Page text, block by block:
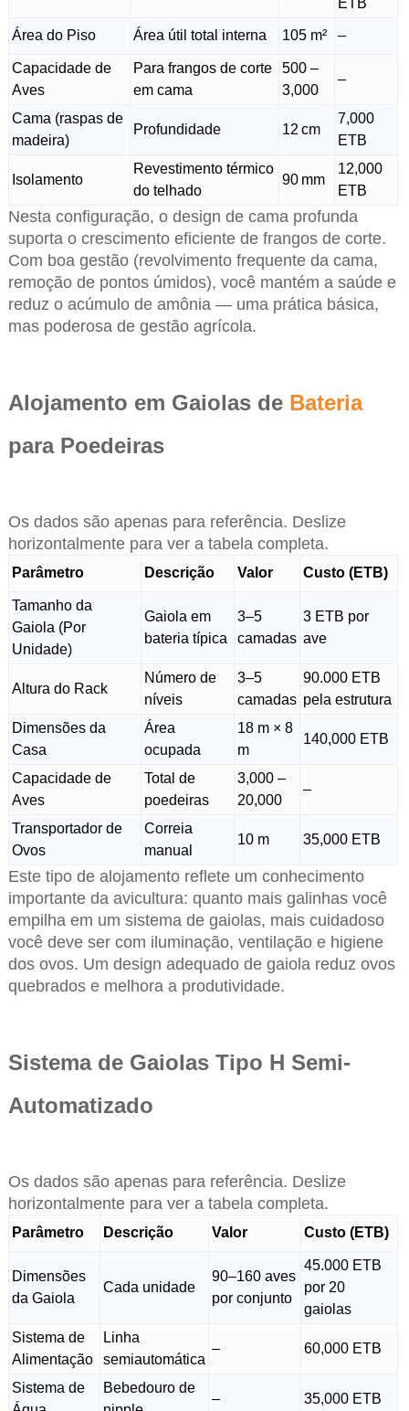
Área do Piso Área útil total interna 105 m² –
Capacidade de
Aves
Para frangos de corte
em cama
500 –
3,000
–
Cama (raspas de
madeira)
Profundidade 12 cm
7,000
ETB
Isolamento
Revestimento térmico
do telhado
90 mm
12,000
ETB
Nesta configuração, o design de cama profunda
suporta o crescimento eficiente de frangos de corte.
Com boa gestão (revolvimento frequente da cama,
remoção de pontos úmidos), você mantém a saúde e
reduz o acúmulo de amônia — uma prática básica,
mas poderosa de gestão agrícola.
Alojamento em Gaiolas de Bateria
para Poedeiras
Os dados são apenas para referência. Deslize
horizontalmente para ver a tabela completa.
Parâmetro Descrição Valor Custo (ETB)
Tamanho da
Gaiola (Por
Unidade)
Gaiola em
bateria típica
3–5
camadas
3 ETB por
ave
Altura do Rack
Número de
níveis
3–5
camadas
90.000 ETB
pela estrutura
Dimensões da
Casa
Área
ocupada
18 m × 8
m
140,000 ETB
Capacidade de
Aves
Total de
poedeiras
3,000 –
20,000
–
Transportador de
Ovos
Correia
manual
10 m 35,000 ETB
Este tipo de alojamento reflete um conhecimento
importante da avicultura: quanto mais galinhas você
empilha em um sistema de gaiolas, mais cuidadoso
você deve ser com iluminação, ventilação e higiene
dos ovos. Um design adequado de gaiola reduz ovos
quebrados e melhora a produtividade.
Sistema de Gaiolas Tipo H Semi-
Automatizado
Os dados são apenas para referência. Deslize
horizontalmente para ver a tabela completa.
Parâmetro Descrição Valor Custo (ETB)
Dimensões
da Gaiola
Cada unidade
90–160 aves
por conjunto
45.000 ETB
por 20
gaiolas
Sistema de
Alimentação
Linha
semiautomática
– 60,000 ETB
Sistema de
Bebedouro de
– 35,000 ETB